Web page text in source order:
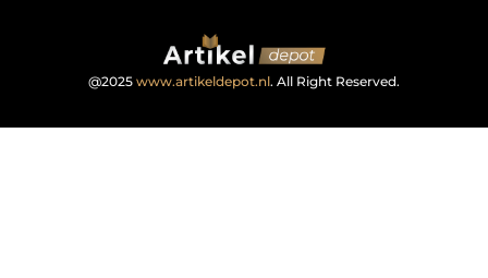
@2025 www.artikeldepot.nl. All Right Reserved.